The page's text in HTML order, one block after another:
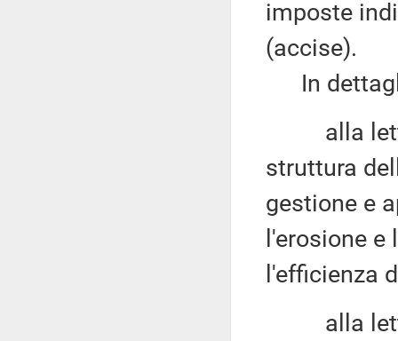
imposte
(accise).
In
alla
struttura
gestione e
l'erosione
l'efficienza
alla